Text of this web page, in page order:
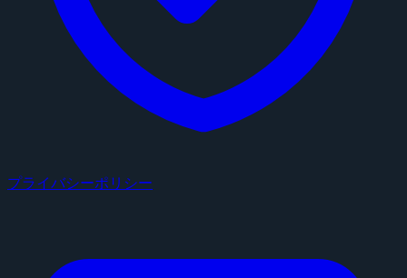
プライバシーポリシー